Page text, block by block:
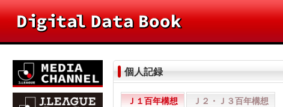
個人記録
Ｊ１百年構想 Ｊ２・Ｊ３百年構想